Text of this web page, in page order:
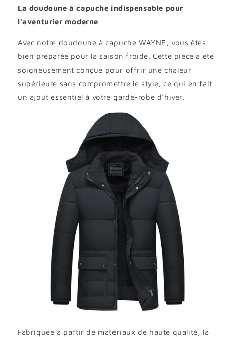
La doudoune à capuche indispensable pour
l'aventurier moderne
Avec notre doudoune à capuche WAYNE, vous êtes
bien préparée pour la saison froide. Cette pièce a été
soigneusement conçue pour offrir une chaleur
supérieure sans compromettre le style, ce qui en fait
un ajout essentiel à votre garde-robe d'hiver.
Fabriquée à partir de matériaux de haute qualité, la